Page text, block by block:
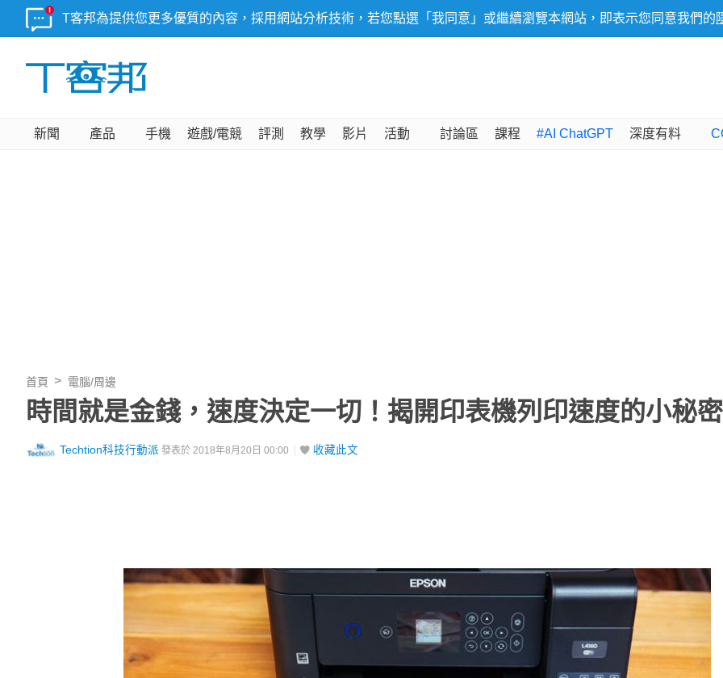
T客邦為提供您更多優質的內容，採用網站分析技術，若您點選「我同意」或繼續瀏覽本網站，即表示您同意我們的
新聞 產品 手機 遊戲/電競 評測 教學 影片 活動 討論區 課程 #AI ChatGPT 深度有料
首頁 電腦/周邊
時間就是金錢，速度決定一切！揭開印表機列印速度的小秘密
Techtion科技行動派 發表於 2018年8月20日 00:00 收藏此文